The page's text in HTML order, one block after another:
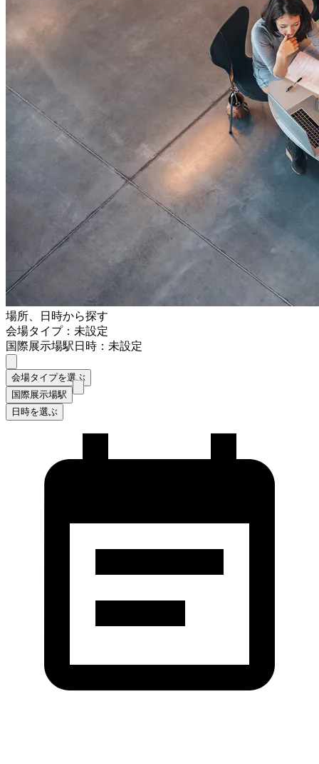
場所、日時から探す
会場タイプ：未設定
国際展示場駅日時：未設定
会場タイプを選ぶ
国際展示場駅
日時を選ぶ